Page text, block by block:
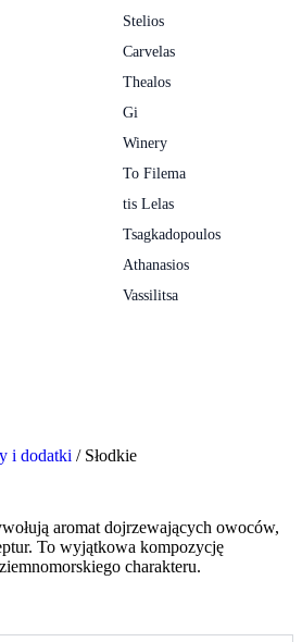
Stelios
Carvelas
Thealos
Gi
Winery
To Filema
tis Lelas
Tsagkadopoulos
Athanasios
Vassilitsa
i dodatki / Słodkie
aromat dojrzewających owoców,
To wyjątkowa kompozycję
charakteru.